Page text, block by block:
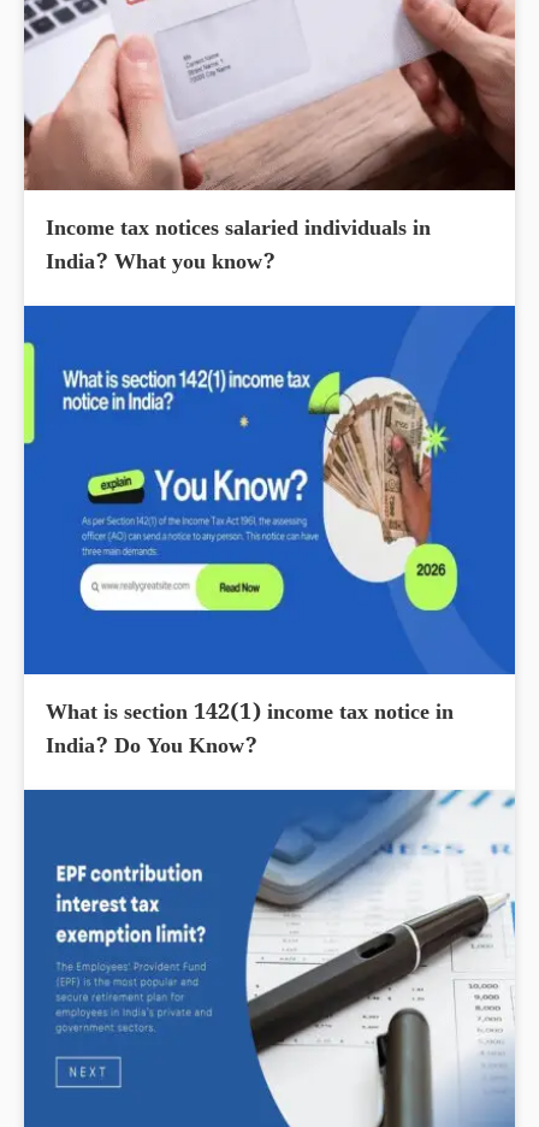
Income tax notices salaried individuals in
India? What you know?
What is section 142(1) income tax notice in
India? Do You Know?